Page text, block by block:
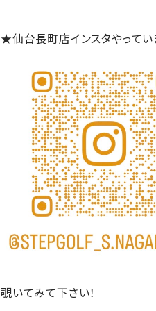
★仙台長町店インスタやって
覗いてみて下さい！